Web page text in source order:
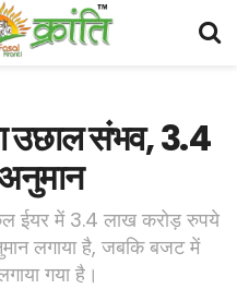
उछाल संभव, 3.4
ईयर में 3.4 लाख करोड़ रुपये
लगाया है, जबकि बजट में
गया है।